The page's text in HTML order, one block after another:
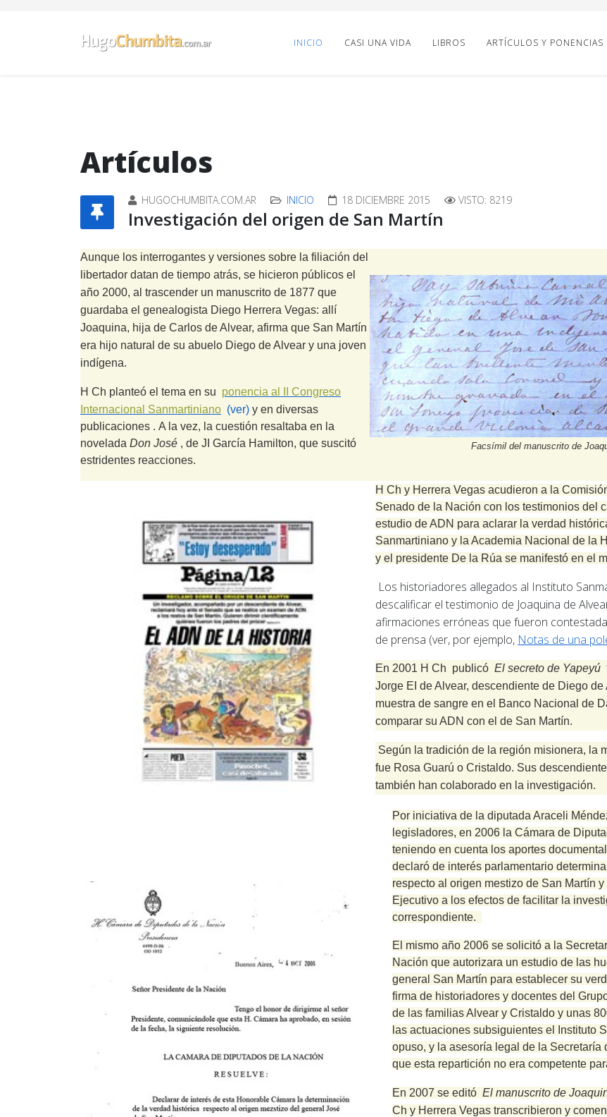
INICIO CASI UNA VIDA LIBROS ARTÍCULOS Y PONENCIAS
Artículos
HUGOCHUMBITA.COM.AR INICIO 18 DICIEMBRE 2015 VISTO: 8219
Investigación del origen de San Martín
Aunque los interrogantes y versiones sobre la filiación del
libertador datan de tiempo atrás, se hicieron públicos el
año 2000, al trascender un manuscrito de 1877 que
guardaba el genealogista Diego Herrera Vegas: allí
Joaquina, hija de Carlos de Alvear, afirma que San Martín
era hijo natural de su abuelo Diego de Alvear y una joven
indígena.
H Ch planteó el tema en su ponencia al II Congreso
Internacional Sanmartiniano (ver) y en diversas
publicaciones . A la vez, la cuestión resaltaba en la
novelada Don José , de JI García Hamilton, que suscitó
estridentes reacciones.
Facsímil del manuscrito de
H Ch y Herrera Vegas acudieron a la
Senado de la Nación con los testimonios del
estudio de ADN para aclarar la verdad
Sanmartiniano y la Academia Nacional de la
y el presidente De la Rúa se manifestó en el
Los historiadores allegados al Instituto
descalificar el testimonio de Joaquina de
afirmaciones erróneas que fueron
de prensa (ver, por ejemplo, Notas de una
En 2001 H Ch publicó El secreto de Yapeyú
Jorge EI de Alvear, descendiente de Diego de
muestra de sangre en el Banco Nacional de
comparar su ADN con el de San Martín.
Según la tradición de la región misionera, la
fue Rosa Guarú o Cristaldo. Sus
también han colaborado en la investigación.
Por iniciativa de la diputada Araceli
legisladores, en 2006 la Cámara de
teniendo en cuenta los aportes
declaró de interés parlamentario
respecto al origen mestizo de San Martín
Ejecutivo a los efectos de facilitar la
correspondiente.
El mismo año 2006 se solicitó a la
Nación que autorizara un estudio de las
general San Martín para establecer su
firma de historiadores y docentes del
de las familias Alvear y Cristaldo y unas
las actuaciones subsiguientes el Instituto
opuso, y la asesoría legal de la Secretaría
que esta repartición no era competente
En 2007 se editó El manuscrito de
Ch y Herrera Vegas transcribieron y